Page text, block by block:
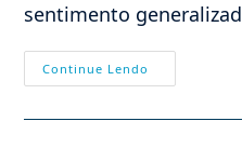
sentimento
Continue Lendo
Magnífico
Das